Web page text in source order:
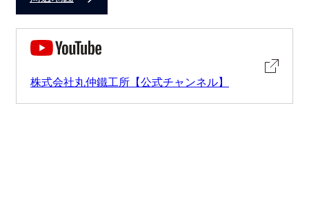
株式会社丸仲鐵工所【公式チャンネル】